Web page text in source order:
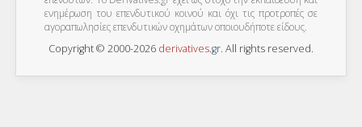
ενημέρωση του επενδυτικού κοινού και όχι τις προτροπές σε
αγοραπωλησίες επενδυτικών οχημάτων οποιουδήποτε είδους.
Copyright © 2000-2026 derivatives.gr. All rights reserved.